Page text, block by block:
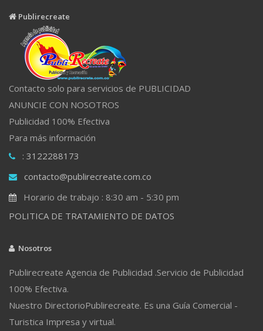
Publirecreate
Contacto solo para servicios de PUBLICIDAD
ANUNCIE CON NOSOTROS
Publicidad 100% Efectiva
Para más información
: 3122288173
contacto@publirecreate.com.co
Horario de trabajo : 8:30 am - 5:30 pm
POLITICA DE TRATAMIENTO DE DATOS
Nosotros
Publirecreate Agencia de Publicidad .Servicio de Publicidad
100% Efectiva.
Nuestro DirectorioPublirecreate. Es una Guía Comercial -
Turistica Impresa y virtual.